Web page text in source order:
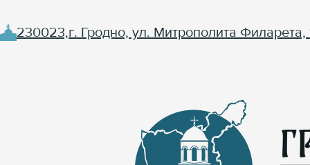
230023,г. Гродно, ул. Митрополита Филарета,